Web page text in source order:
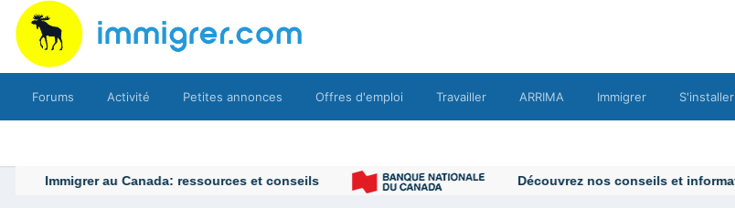
Forums Activité Petites annonces Offres d'emploi Travailler ARRIMA Immigrer S'installer